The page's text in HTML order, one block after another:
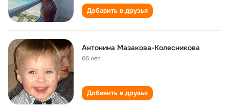
Добавить в друзья
Антонина Мазакова-Колесникова
66 лет
Добавить в друзья